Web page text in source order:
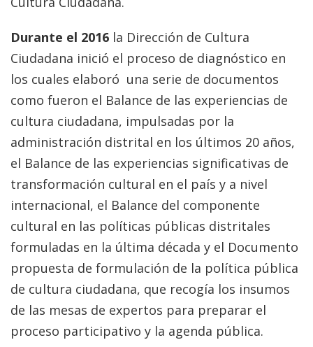
Durante el 2016 la Dirección de Cultura
Ciudadana inició el proceso de diagnóstico en
los cuales elaboró una serie de documentos
como fueron el Balance de las experiencias de
cultura ciudadana, impulsadas por la
administración distrital en los últimos 20 años,
el Balance de las experiencias significativas de
transformación cultural en el país y a nivel
internacional, el Balance del componente
cultural en las políticas públicas distritales
formuladas en la última década y el Documento
propuesta de formulación de la política pública
de cultura ciudadana, que recogía los insumos
de las mesas de expertos para preparar el
proceso participativo y la agenda pública.